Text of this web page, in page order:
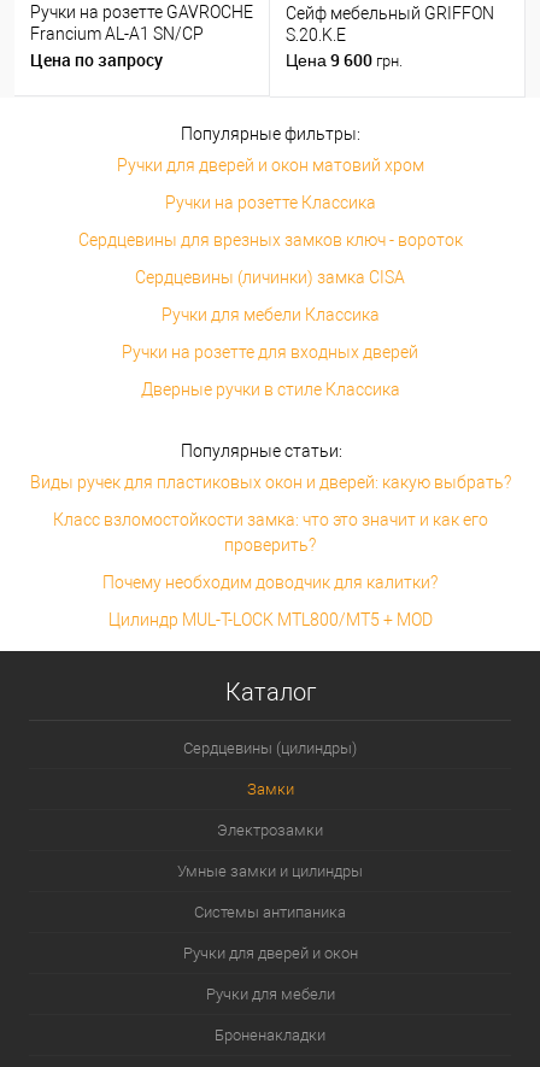
Ручки на розетте GAVROCHE
Francium AL-A1 SN/CP
никель/хром
Цена по запросу
Сейф мебельный GRIFFON
S.20.K.E
Цена 9 600 грн.
Популярные фильтры:
Ручки для дверей и окон матовий хром
Ручки на розетте Классика
Сердцевины для врезных замков ключ - вороток
Сердцевины (личинки) замка CISA
Ручки для мебели Классика
Ручки на розетте для входных дверей
Дверные ручки в стиле Классика
Популярные статьи:
Виды ручек для пластиковых окон и дверей: какую выбрать?
Класс взломостойкости замка: что это значит и как его
проверить?
Почему необходим доводчик для калитки?
Цилиндр MUL-T-LOCK MTL800/MT5 + MOD
Каталог
Сердцевины (цилиндры)
Замки
Электрозамки
Умные замки и цилиндры
Системы антипаника
Ручки для дверей и окон
Ручки для мебели
Броненакладки